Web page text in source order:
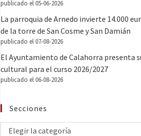
publicado el 05-06-2026
La parroquia de Arnedo invierte 14.000
de la torre de San Cosme y San Damián
publicado el 07-08-2026
El Ayuntamiento de Calahorra presenta
cultural para el curso 2026/2027
publicado el 06-08-2026
Secciones
Elegir la categoría